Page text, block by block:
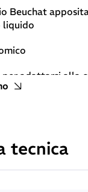
Beuchat
liquido
adattarsi alla
tecnica